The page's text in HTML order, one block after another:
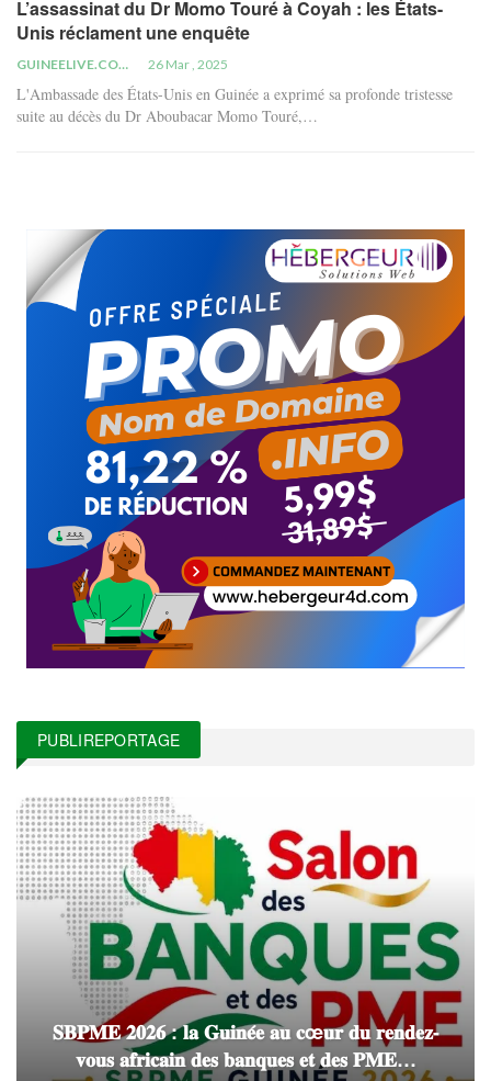
L’assassinat du Dr Momo Touré à Coyah : les États-
Unis réclament une enquête
GUINEELIVE.COM 26 Mar , 2025
L'Ambassade des États-Unis en Guinée a exprimé sa profonde tristesse
suite au décès du Dr Aboubacar Momo Touré,…
PUBLIREPORTAGE
𝐒𝐁𝐏𝐌𝐄 𝟐𝟎𝟐𝟔 : 𝐥𝐚 𝐆𝐮𝐢𝐧𝐞́𝐞 𝐚𝐮 𝐜œ𝐮𝐫 𝐝𝐮 𝐫𝐞𝐧𝐝𝐞𝐳-
𝐯𝐨𝐮𝐬 𝐚𝐟𝐫𝐢𝐜𝐚𝐢𝐧 𝐝𝐞𝐬 𝐛𝐚𝐧𝐪𝐮𝐞𝐬 𝐞𝐭 𝐝𝐞𝐬 𝐏𝐌𝐄…